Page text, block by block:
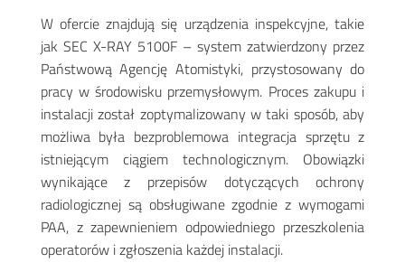
W ofercie znajdują się urządzenia inspekcyjne, takie
jak SEC X-RAY 5100F – system zatwierdzony przez
Państwową Agencję Atomistyki, przystosowany do
pracy w środowisku przemysłowym. Proces zakupu i
instalacji został zoptymalizowany w taki sposób, aby
możliwa była bezproblemowa integracja sprzętu z
istniejącym ciągiem technologicznym. Obowiązki
wynikające z przepisów dotyczących ochrony
radiologicznej są obsługiwane zgodnie z wymogami
PAA, z zapewnieniem odpowiedniego przeszkolenia
operatorów i zgłoszenia każdej instalacji.